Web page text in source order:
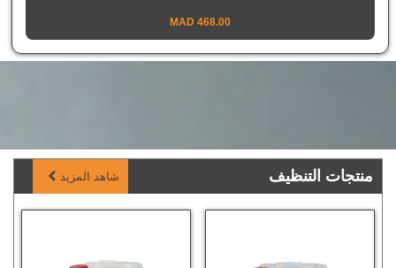
468.00 MAD
منتجات التنظيف شاهد المزيد